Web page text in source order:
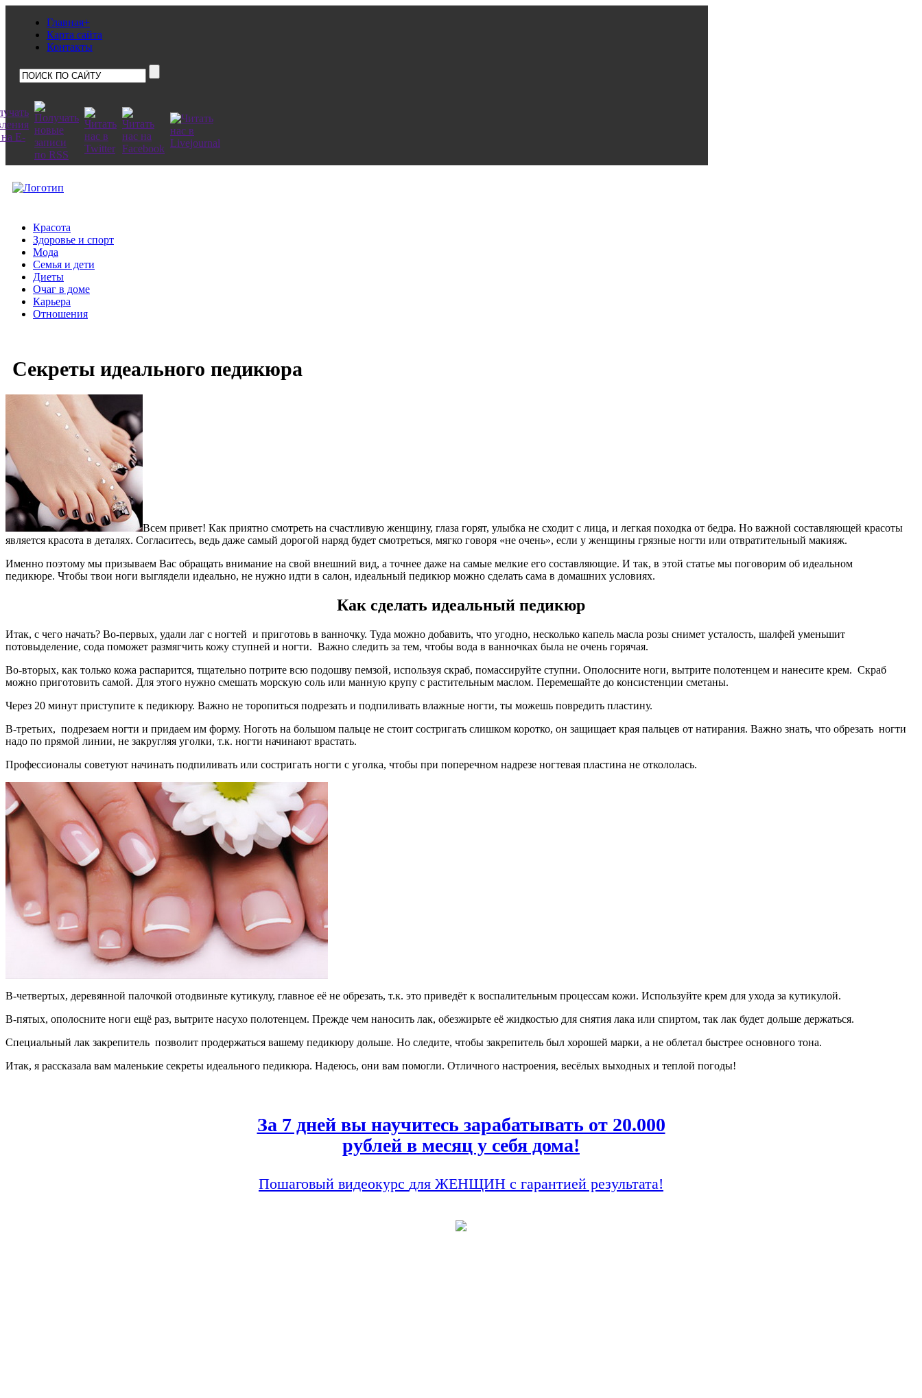
Главная+
Карта сайта
Контакты
Красота
Здоровье и спорт
Мода
Семья и дети
Диеты
Очаг в доме
Карьера
Отношения
Секреты идеального педикюра
Всем привет! Как приятно смотреть на счастливую женщину, глаза горят, улыбка не сходит с лица, и легкая походка от бедра. Но важной составляющей красоты
является красота в деталях. Согласитесь, ведь даже самый дорогой наряд будет смотреться, мягко говоря «не очень», если у женщины грязные ногти или отвратительный макияж.
Именно поэтому мы призываем Вас обращать внимание на свой внешний вид, а точнее даже на самые мелкие его составляющие. И так, в этой статье мы поговорим об идеальном
педикюре. Чтобы твои ноги выглядели идеально, не нужно идти в салон, идеальный педикюр можно сделать сама в домашних условиях.
Как сделать идеальный педикюр
Итак, с чего начать? Во-первых, удали лаг с ногтей и приготовь в ванночку. Туда можно добавить, что угодно, несколько капель масла розы снимет усталость, шалфей уменьшит
потовыделение, сода поможет размягчить кожу ступней и ногти. Важно следить за тем, чтобы вода в ванночках была не очень горячая.
Во-вторых, как только кожа распарится, тщательно потрите всю подошву пемзой, используя скраб, помассируйте ступни. Ополосните ноги, вытрите полотенцем и нанесите крем. Скраб
можно приготовить самой. Для этого нужно смешать морскую соль или манную крупу с растительным маслом. Перемешайте до консистенции сметаны.
Через 20 минут приступите к педикюру. Важно не торопиться подрезать и подпиливать влажные ногти, ты можешь повредить пластину.
В-третьих, подрезаем ногти и придаем им форму. Ноготь на большом пальце не стоит состригать слишком коротко, он защищает края пальцев от натирания. Важно знать, что обрезать ногти
надо по прямой линии, не закругляя уголки, т.к. ногти начинают врастать.
Профессионалы советуют начинать подпиливать или состригать ногти с уголка, чтобы при поперечном надрезе ногтевая пластина не откололась.
В-четвертых, деревянной палочкой отодвиньте кутикулу, главное её не обрезать, т.к. это приведёт к воспалительным процессам кожи. Используйте крем для ухода за кутикулой.
В-пятых, ополосните ноги ещё раз, вытрите насухо полотенцем. Прежде чем наносить лак, обезжирьте её жидкостью для снятия лака или спиртом, так лак будет дольше держаться.
Специальный лак закрепитель позволит продержаться вашему педикюру дольше. Но следите, чтобы закрепитель был хорошей марки, а не облетал быстрее основного тона.
Итак, я рассказала вам маленькие секреты идеального педикюра. Надеюсь, они вам помогли. Отличного настроения, весёлых выходных и теплой погоды!
За 7 дней вы научитесь зарабатывать от 20.000
рублей в месяц у себя дома!
Пошаговый видеокурс для ЖЕНЩИН с гарантией результата!